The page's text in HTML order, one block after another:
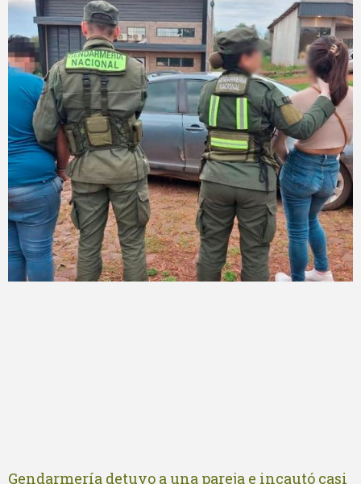
Gendarmería detuvo a una pareja e incautó casi